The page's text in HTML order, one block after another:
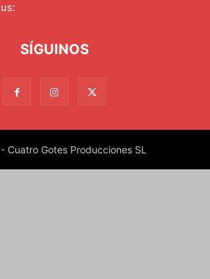
SÍGUINOS
Cuatro Gotes Producciones SL